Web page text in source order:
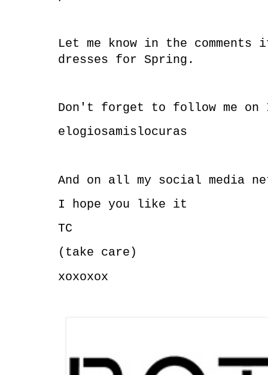
Let me know in the
dresses for Spring.
Don't forget to follow me on
elogiosamislocuras
And on all my social media
I hope you like it
TC
(take care)
xoxoxox